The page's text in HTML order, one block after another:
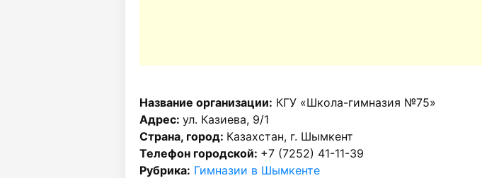
Название организации: КГУ «Школа-гимназия №75»
Адрес: ул. Казиева, 9/1
Страна, город: Казахстан, г. Шымкент
Телефон городской: +7 (7252) 41-11-39
Рубрика: Гимназии в Шымкенте